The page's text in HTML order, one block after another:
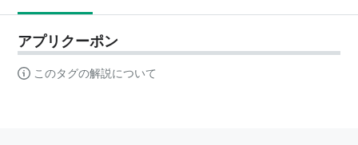
アプリクーポン
このタグの解説について